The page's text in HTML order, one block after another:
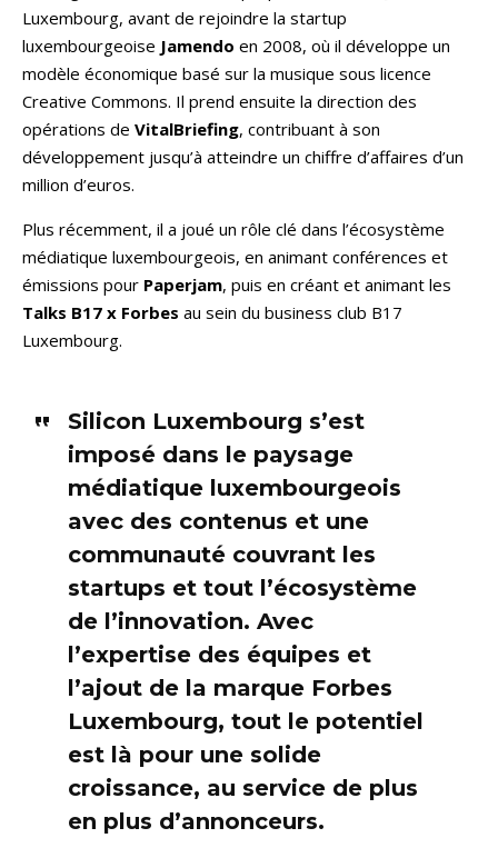
Luxembourg, avant de rejoindre la startup
luxembourgeoise Jamendo en 2008, où il développe un
modèle économique basé sur la musique sous licence
Creative Commons. Il prend ensuite la direction des
opérations de VitalBriefing, contribuant à son
développement jusqu’à atteindre un chiffre d’affaires d’un
million d’euros.
Plus récemment, il a joué un rôle clé dans l’écosystème
médiatique luxembourgeois, en animant conférences et
émissions pour Paperjam, puis en créant et animant les
Talks B17 x Forbes au sein du business club B17
Luxembourg.
Silicon Luxembourg s’est
imposé dans le paysage
médiatique luxembourgeois
avec des contenus et une
communauté couvrant les
startups et tout l’écosystème
de l’innovation. Avec
l’expertise des équipes et
l’ajout de la marque Forbes
Luxembourg, tout le potentiel
est là pour une solide
croissance, au service de plus
en plus d’annonceurs.